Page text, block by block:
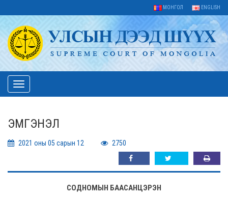
МОНГОЛ ENGLISH
Toggle
navigation
ЭМГЭНЭЛ
2021 оны 05 сарын 12 2750
СОДНОМЫН БААСАНЦЭРЭН